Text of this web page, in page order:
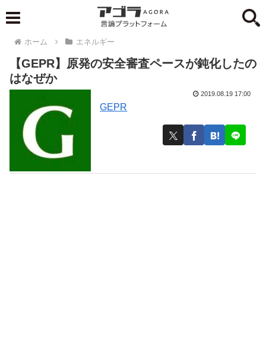
ホーム エネルギー
【GEPR】原発の安全審査ペースが鈍化したの
はなぜか
GEPR
2019.08.19 17:00